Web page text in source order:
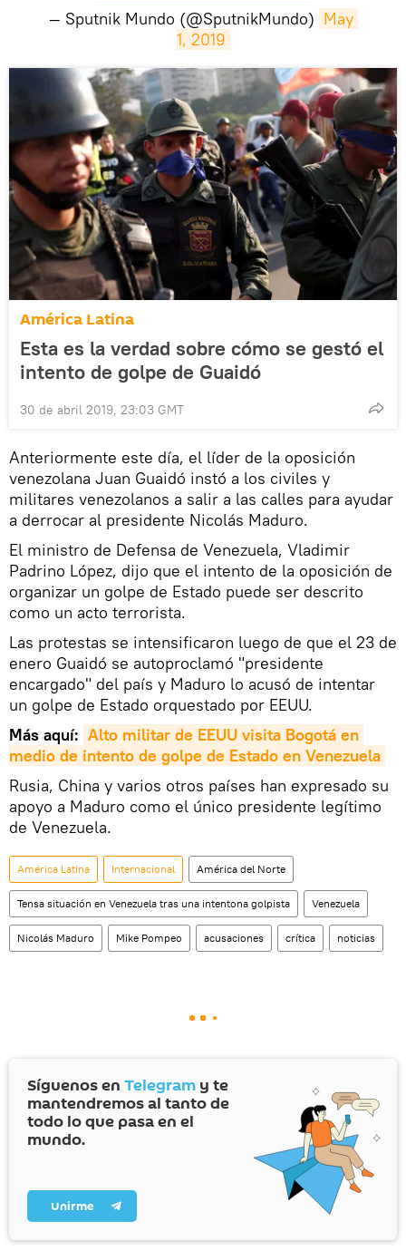
— Sputnik Mundo (@SputnikMundo) May
1, 2019
América Latina
Esta es la verdad sobre cómo se gestó el
intento de golpe de Guaidó
30 de abril 2019, 23:03 GMT
Anteriormente este día, el líder de la oposición
venezolana Juan Guaidó instó a los civiles y
militares venezolanos a salir a las calles para ayudar
a derrocar al presidente Nicolás Maduro.
El ministro de Defensa de Venezuela, Vladimir
Padrino López, dijo que el intento de la oposición de
organizar un golpe de Estado puede ser descrito
como un acto terrorista.
Las protestas se intensificaron luego de que el 23 de
enero Guaidó se autoproclamó "presidente
encargado" del país y Maduro lo acusó de intentar
un golpe de Estado orquestado por EEUU.
Más aquí: Alto militar de EEUU visita Bogotá en
medio de intento de golpe de Estado en Venezuela
Rusia, China y varios otros países han expresado su
apoyo a Maduro como el único presidente legítimo
de Venezuela.
América Latina Internacional América del Norte
Tensa situación en Venezuela tras una intentona golpista Venezuela
Nicolás Maduro Mike Pompeo acusaciones crítica noticias
Síguenos en Telegram y te
mantendremos al tanto de
todo lo que pasa en el
mundo.
Unirme